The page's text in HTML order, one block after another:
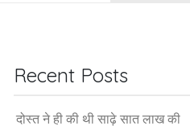
Recent Posts
दोस्त ने ही की थी साढ़े सात लाख की